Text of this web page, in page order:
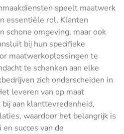
speelt maatwerk
essentiële rol. Klanten
schone omgeving, maar ook
bij hun specifieke
maatwerkoplossingen te
te schenken aan elke
zich onderscheiden in
leveren van op maat
aan klanttevredenheid,
waardoor het belangrijk is
succes van de